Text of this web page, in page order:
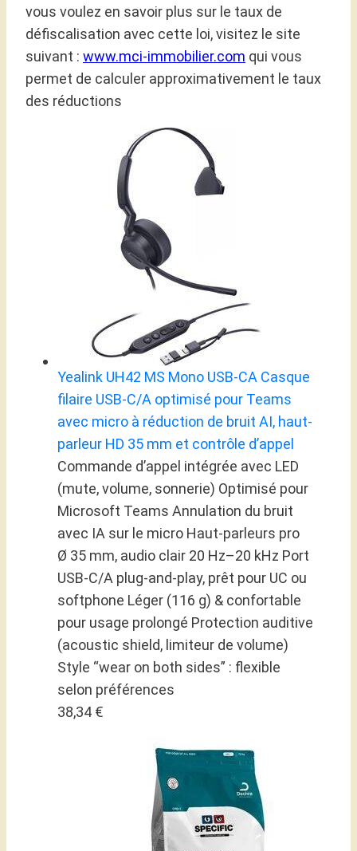
vous voulez en savoir plus sur le taux de
défiscalisation avec cette loi, visitez le site
suivant : www.mci-immobilier.com qui vous
permet de calculer approximativement le taux
des réductions
Yealink UH42 MS Mono USB-CA Casque
filaire USB‑C/A optimisé pour Teams
avec micro à réduction de bruit AI, haut-
parleur HD 35 mm et contrôle d’appel
Commande d’appel intégrée avec LED
(mute, volume, sonnerie) Optimisé pour
Microsoft Teams Annulation du bruit
avec IA sur le micro Haut-parleurs pro
Ø 35 mm, audio clair 20 Hz–20 kHz Port
USB‑C/A plug-and-play, prêt pour UC ou
softphone Léger (116 g) & confortable
pour usage prolongé Protection auditive
(acoustic shield, limiteur de volume)
Style “wear on both sides” : flexible
selon préférences
38,34 €